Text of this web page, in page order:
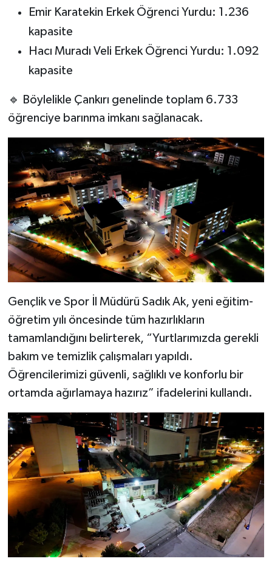
Emir Karatekin Erkek Öğrenci Yurdu: 1.236
kapasite
Hacı Muradı Veli Erkek Öğrenci Yurdu: 1.092
kapasite
🔹 Böylelikle Çankırı genelinde toplam 6.733
öğrenciye barınma imkanı sağlanacak.
Gençlik ve Spor İl Müdürü Sadık Ak, yeni eğitim-
öğretim yılı öncesinde tüm hazırlıkların
tamamlandığını belirterek, “Yurtlarımızda gerekli
bakım ve temizlik çalışmaları yapıldı.
Öğrencilerimizi güvenli, sağlıklı ve konforlu bir
ortamda ağırlamaya hazırız” ifadelerini kullandı.